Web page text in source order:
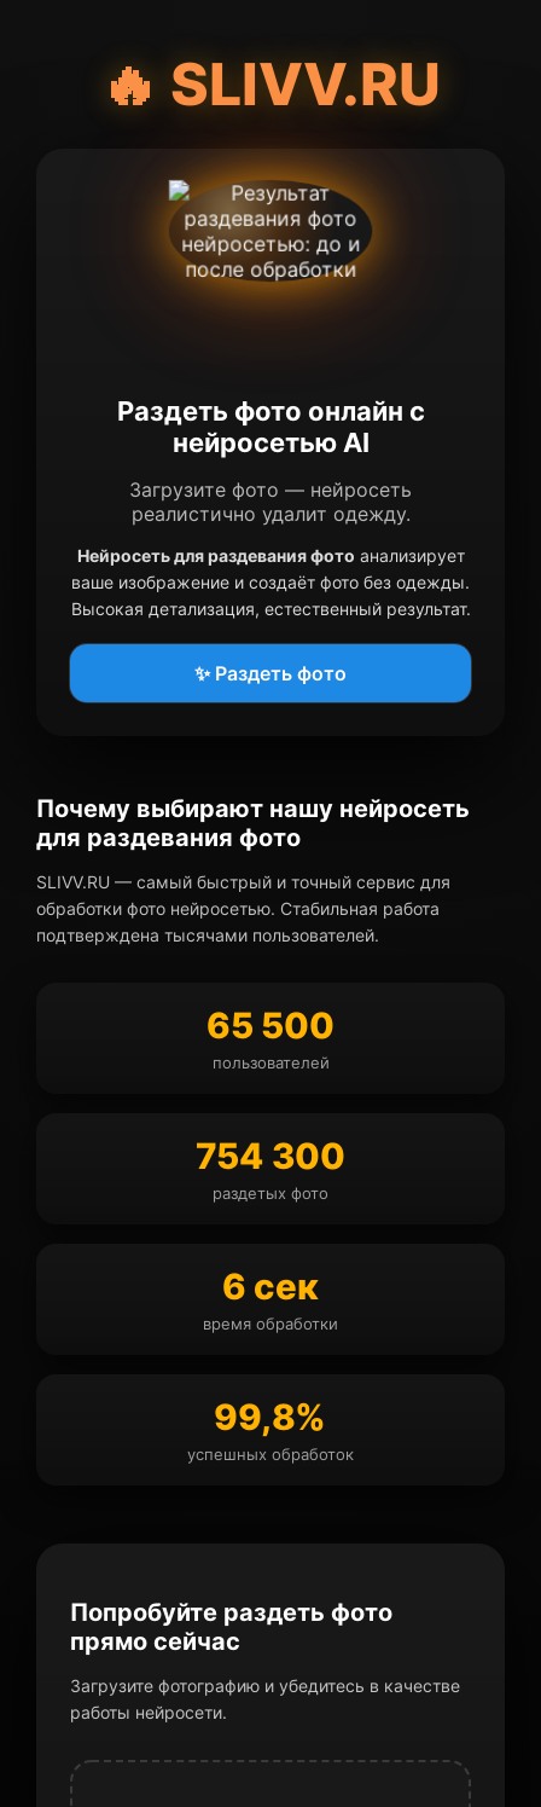
🔥 SLIVV.RU
Раздеть фото онлайн с
нейросетью AI
Загрузите фото — нейросеть
реалистично удалит одежду.
Нейросеть для раздевания фото анализирует
ваше изображение и создаёт фото без одежды.
Высокая детализация, естественный результат.
✨ Раздеть фото
Почему выбирают нашу нейросеть
для раздевания фото
SLIVV.RU — самый быстрый и точный сервис для
обработки фото нейросетью. Стабильная работа
подтверждена тысячами пользователей.
65 500
пользователей
754 300
раздетых фото
6 сек
время обработки
99,8%
успешных обработок
Попробуйте раздеть фото
прямо сейчас
Загрузите фотографию и убедитесь в качестве
работы нейросети.